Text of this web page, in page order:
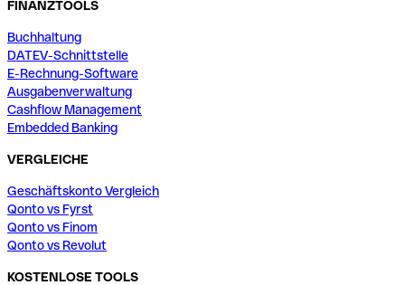
FINANZTOOLS
Buchhaltung
DATEV-Schnittstelle
E-Rechnung-Software
Ausgabenverwaltung
Cashflow Management
Embedded Banking
VERGLEICHE
Geschäftskonto Vergleich
Qonto vs Fyrst
Qonto vs Finom
Qonto vs Revolut
KOSTENLOSE TOOLS